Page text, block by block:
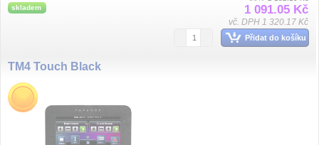
skladem 1 091.05 Kč
vč. DPH 1 320.17 Kč
Přidat do košíku
TM4 Touch Black